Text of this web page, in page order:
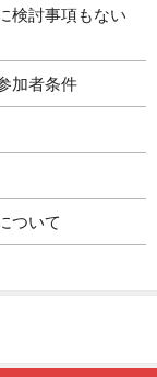
検討事項もない
加者条件
ついて